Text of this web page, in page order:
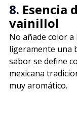
8. Esencia
vainillol
No añade color
ligeramente una
sabor se define
mexicana
muy aromático.